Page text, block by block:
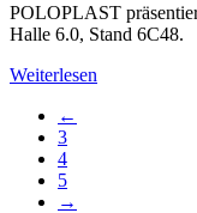
POLOPLAST
Halle 6.0, Stand 6C48.
Weiterlesen
←
3
4
5
→